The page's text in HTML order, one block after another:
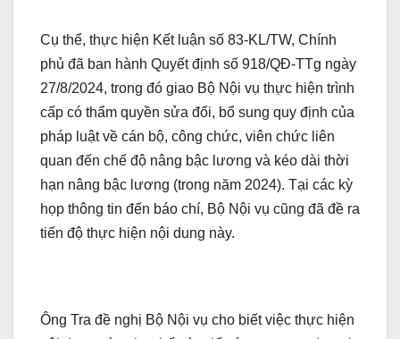
Cụ thể, thực hiện Kết luận số 83-KL/TW, Chính
phủ đã ban hành Quyết định số 918/QĐ-TTg ngày
27/8/2024, trong đó giao Bộ Nội vụ thực hiện trình
cấp có thẩm quyền sửa đổi, bổ sung quy định của
pháp luật về cán bộ, công chức, viên chức liên
quan đến chế độ nâng bậc lương và kéo dài thời
hạn nâng bậc lương (trong năm 2024). Tại các kỳ
họp thông tin đến báo chí, Bộ Nội vụ cũng đã đề ra
tiến độ thực hiện nội dung này.
Ông Tra đề nghị Bộ Nội vụ cho biết việc thực hiện